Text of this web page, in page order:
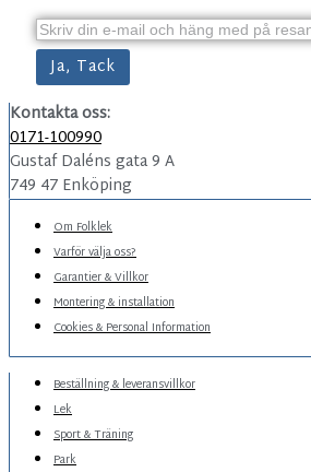
Kontakta oss:
0171-100990
Gustaf Daléns gata 9 A
749 47 Enköping
Om Folklek
Varför välja oss?
Garantier & Villkor
Montering & installation
Cookies & Personal Information
Beställning & leveransvillkor
Lek
Sport & Träning
Park